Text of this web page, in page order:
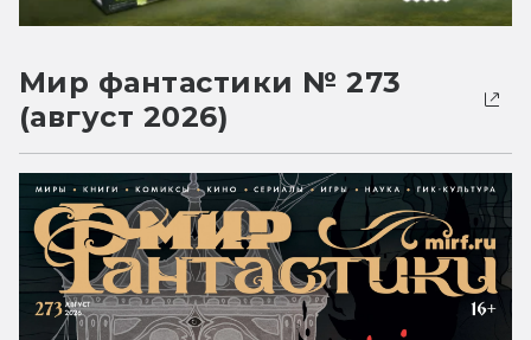
Мир фантастики № 273
(август 2026)